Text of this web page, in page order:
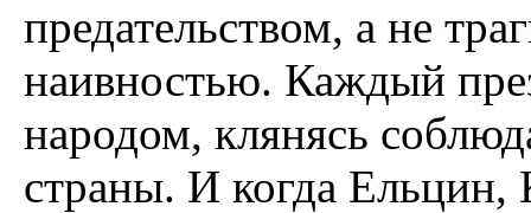
предательством, а не
наивностью. Каждый
народом, клянясь
страны. И когда